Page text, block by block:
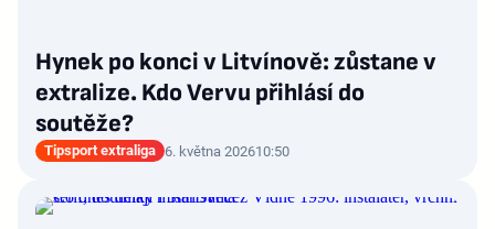
Hynek po konci v Litvínově: zůstane v
extralize. Kdo Vervu přihlásí do
soutěže?
Tipsport extraliga 6. května 202610:50